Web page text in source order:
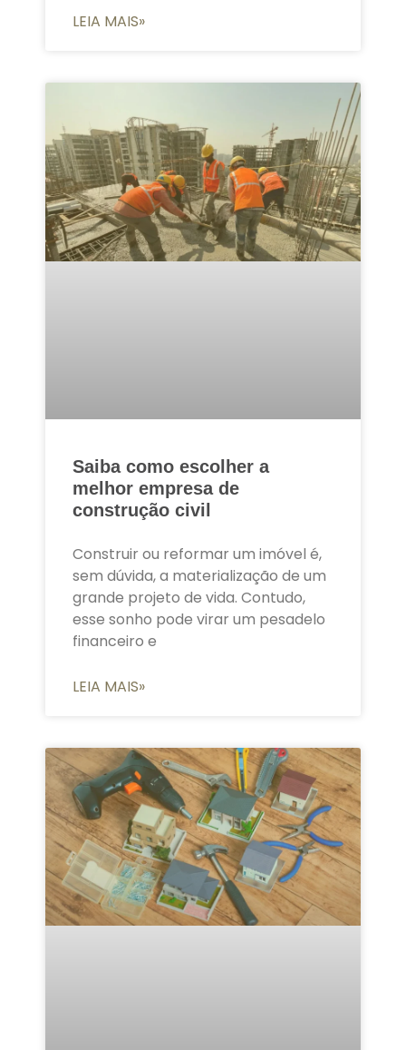
LEIA MAIS»
Saiba como escolher a
melhor empresa de
construção civil
Construir ou reformar um imóvel é,
sem dúvida, a materialização de um
grande projeto de vida. Contudo,
esse sonho pode virar um pesadelo
financeiro e
LEIA MAIS»